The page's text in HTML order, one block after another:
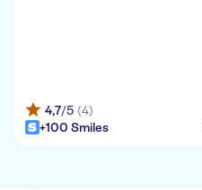
4,7/5 (4)
+100 Smiles